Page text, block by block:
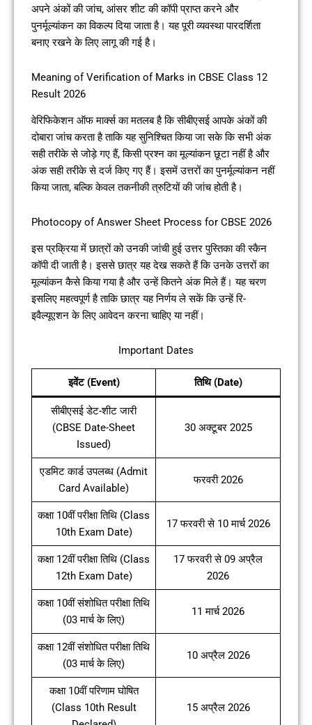
अपने अंकों की जांच, आंसर शीट की कॉपी प्राप्त करने और
पुनर्मूल्यांकन का विकल्प दिया जाता है। यह पूरी व्यवस्था पारदर्शिता
बनाए रखने के लिए लागू की गई है।
Meaning of Verification of Marks in CBSE Class 12
Result 2026
वेरिफिकेशन ऑफ मार्क्स का मतलब है कि सीबीएसई आपके अंकों की
दोबारा जांच करता है ताकि यह सुनिश्चित किया जा सके कि सभी अंक
सही तरीके से जोड़े गए हैं, किसी प्रश्न का मूल्यांकन छूटा नहीं है और
अंक सही तरीके से दर्ज किए गए हैं। इसमें उत्तरों का पुनर्मूल्यांकन नहीं
किया जाता, बल्कि केवल तकनीकी त्रुटियों की जांच होती है।
Photocopy of Answer Sheet Process for CBSE 2026
इस प्रक्रिया में छात्रों को उनकी जांची हुई उत्तर पुस्तिका की स्कैन
कॉपी दी जाती है। इससे छात्र यह देख सकते हैं कि उनके उत्तरों का
मूल्यांकन कैसे किया गया है और उन्हें कितने अंक मिले हैं। यह चरण
इसलिए महत्वपूर्ण है ताकि छात्र यह निर्णय ले सकें कि उन्हें रि-
इवैल्यूएशन के लिए आवेदन करना चाहिए या नहीं।
Important Dates
इवेंट (Event) तिथि (Date)
सीबीएसई डेट-शीट जारी
(CBSE Date-Sheet
Issued)
30 अक्टूबर 2025
एडमिट कार्ड उपलब्ध (Admit
Card Available)
फरवरी 2026
कक्षा 10वीं परीक्षा तिथि (Class
10th Exam Date)
17 फरवरी से 10 मार्च 2026
कक्षा 12वीं परीक्षा तिथि (Class
12th Exam Date)
17 फरवरी से 09 अप्रैल
2026
कक्षा 10वीं संशोधित परीक्षा तिथि
(03 मार्च के लिए)
11 मार्च 2026
कक्षा 12वीं संशोधित परीक्षा तिथि
(03 मार्च के लिए)
10 अप्रैल 2026
कक्षा 10वीं परिणाम घोषित
(Class 10th Result
15 अप्रैल 2026